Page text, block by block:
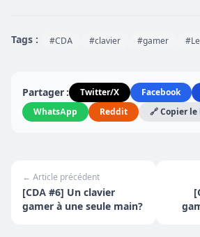
Tags : #CDA #clavier #gamer
Partager : Twitter/X Facebook
WhatsApp
Reddit 🔗 Copier le
← Article précédent
[CDA #6] Un clavier
gamer à une seule main?